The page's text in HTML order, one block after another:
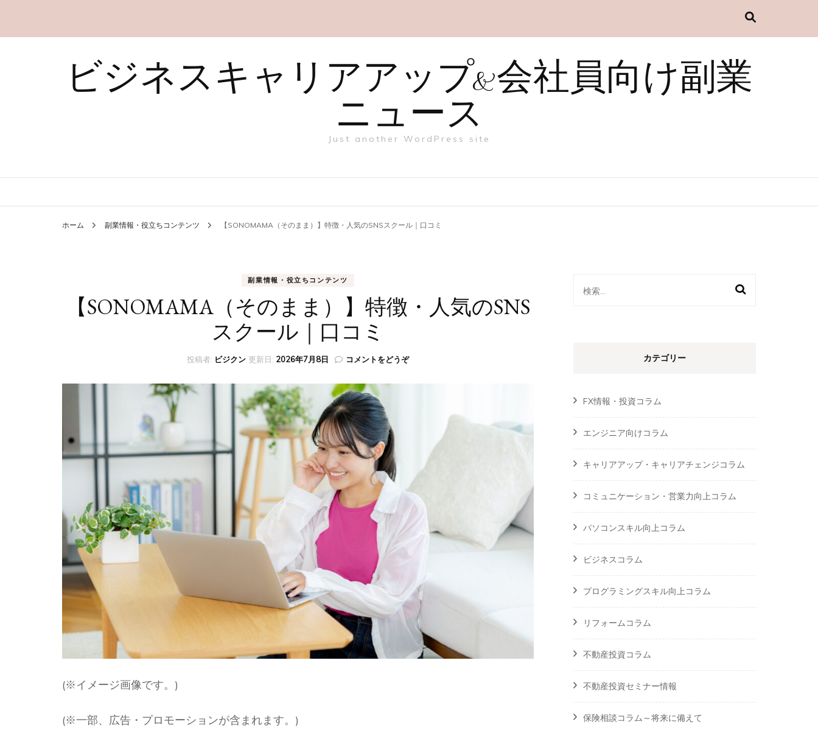
ビジネスキャリアアップ&会社員向け副業
ニュース
Just another WordPress site
ホーム 副業情報・役立ちコンテンツ 【SONOMAMA（そのまま）】特徴・人気のSNSスクール｜口コミ
副業情報・役立ちコンテンツ
【SONOMAMA（そのまま）】特徴・人気のSNS
スクール｜口コミ
投稿者: ビジクン 更新日: 2026年7月8日 コメントをどうぞ(【SONOMAMA（そ
SNS
ス
ク
ー
ル
｜
(※イメージ画像です。)
(※一部、広告・プロモーションが含まれます。)
検
カテゴリー
FX情報・投資コラム
エンジニア向けコラム
キャリアアップ・キャリアチェンジコラム
コミュニケーション・営業力向上コラム
パソコンスキル向上コラム
ビジネスコラム
プログラミングスキル向上コラム
リフォームコラム
不動産投資コラム
不動産投資セミナー情報
保険相談コラム～将来に備えて